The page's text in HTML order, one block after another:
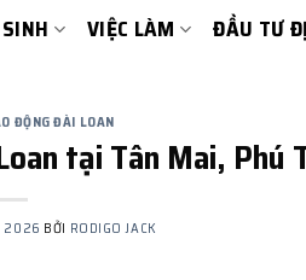
VIỆC LÀM ĐẦU TƯ
ĐỘNG ĐÀI LOAN
tại Tân Mai, Phú
2026 BỞI RODIGO JACK